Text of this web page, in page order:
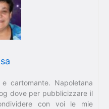
cartomante. Napoletana
dove per pubblicizzare il
con voi le mie